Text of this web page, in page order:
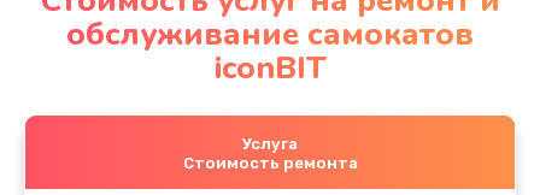
обслуживание самокатов
iconBIT
Услуга
Стоимость ремонта